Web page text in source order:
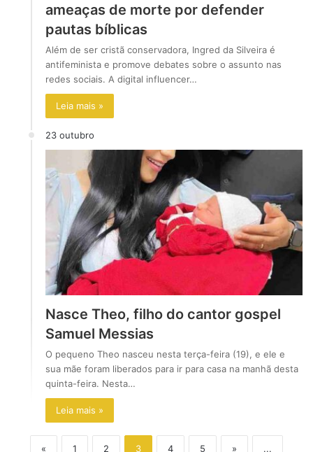
ameaças de morte por defender
pautas bíblicas
Além de ser cristã conservadora, Ingred da Silveira é
antifeminista e promove debates sobre o assunto nas
redes sociais. A digital influencer…
Leia mais »
23 outubro
Nasce Theo, filho do cantor gospel
Samuel Messias
O pequeno Theo nasceu nesta terça-feira (19), e ele e
sua mãe foram liberados para ir para casa na manhã desta
quinta-feira. Nesta…
Leia mais »
« 1 2 3 4 5 » ...